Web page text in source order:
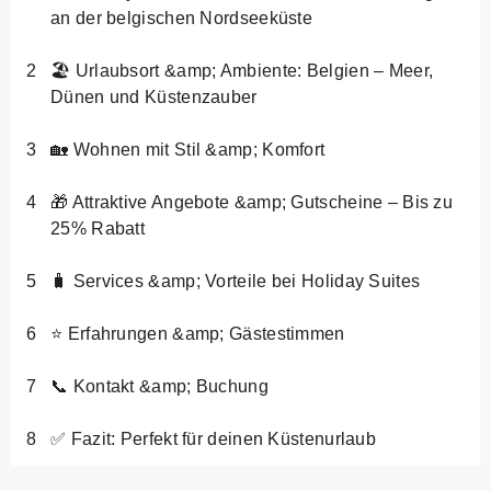
an der belgischen Nordseeküste
🏖️ Urlaubsort &amp; Ambiente: Belgien – Meer,
Dünen und Küstenzauber
🏡 Wohnen mit Stil &amp; Komfort
🎁 Attraktive Angebote &amp; Gutscheine – Bis zu
25% Rabatt
🧳 Services &amp; Vorteile bei Holiday Suites
⭐ Erfahrungen &amp; Gästestimmen
📞 Kontakt &amp; Buchung
✅ Fazit: Perfekt für deinen Küstenurlaub